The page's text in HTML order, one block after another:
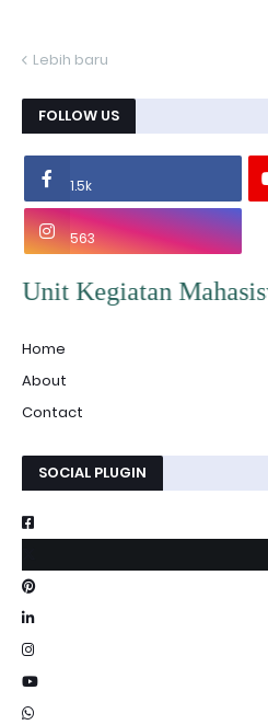
Lebih baru
FOLLOW US
1.5k
563
Mahasiswa
Home
About
Contact
SOCIAL PLUGIN